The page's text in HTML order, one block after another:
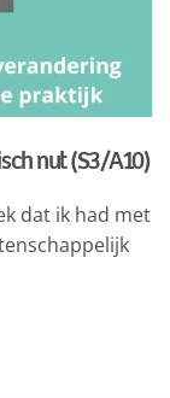
nut (S3/A10)
dat ik had met